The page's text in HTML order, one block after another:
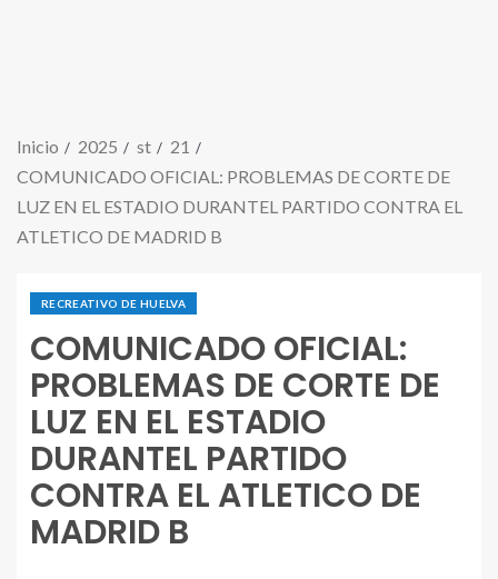
Inicio 2025 st
21
COMUNICADO OFICIAL: PROBLEMAS DE CORTE DE
LUZ EN EL ESTADIO DURANTEL PARTIDO CONTRA EL
ATLETICO DE MADRID B
RECREATIVO DE HUELVA
COMUNICADO OFICIAL:
PROBLEMAS DE CORTE DE
LUZ EN EL ESTADIO
DURANTEL PARTIDO
CONTRA EL ATLETICO DE
MADRID B